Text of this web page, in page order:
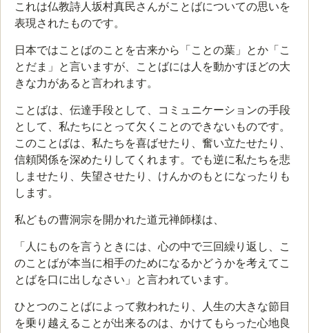
これは仏教詩人坂村真民さんがことばについての思いを
表現されたものです。
日本ではことばのことを古来から「ことの葉」とか「こ
とだま」と言いますが、ことばには人を動かすほどの大
きな力があると言われます。
ことばは、伝達手段として、コミュニケーションの手段
として、私たちにとって欠くことのできないものです。
このことばは、私たちを喜ばせたり、奮い立たせたり、
信頼関係を深めたりしてくれます。でも逆に私たちを悲
しませたり、失望させたり、けんかのもとになったりも
します。
私どもの曹洞宗を開かれた道元禅師様は、
「人にものを言うときには、心の中で三回繰り返し、こ
のことばが本当に相手のためになるかどうかを考えてこ
とばを口に出しなさい」と言われています。
ひとつのことばによって救われたり、人生の大きな節目
を乗り越えることが出来るのは、かけてもらった心地良